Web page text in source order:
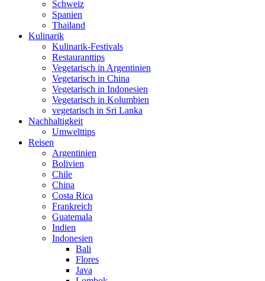
Schweiz
Spanien
Thailand
Kulinarik
Kulinarik-Festivals
Restauranttips
Vegetarisch in Argentinien
Vegetarisch in China
Vegetarisch in Indonesien
Vegetarisch in Kolumbien
vegetarisch in Sri Lanka
Nachhaltigkeit
Umwelttips
Reisen
Argentinien
Bolivien
Chile
China
Costa Rica
Frankreich
Guatemala
Indien
Indonesien
Bali
Flores
Java